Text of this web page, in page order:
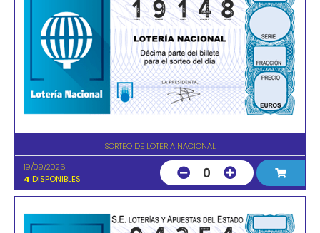
SORTEO DE LOTERIA NACIONAL
19/09/2026
4 DISPONIBLES 0